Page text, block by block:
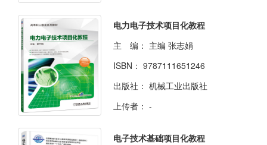
电力电子技术项目化教程
主 编： 主编 张志娟
ISBN： 9787111651246
出版社： 机械工业出版社
上传者： -
电子技术基础项目化教程